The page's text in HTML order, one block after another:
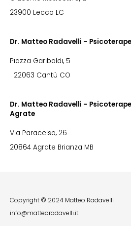
23900 Lecco LC
Dr. Matteo Radavelli –
Piazza Garibaldi, 5
22063 Cantù CO
Dr. Matteo Radavelli –
Agrate
Via Paracelso, 26
20864 Agrate Brianza MB
Copyright © 2024 Matteo Radavelli
info@matteoradavelli.it